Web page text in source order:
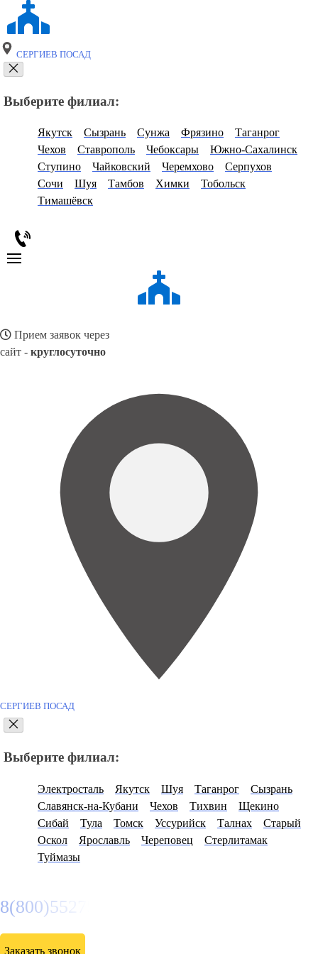
СЕРГИЕВ ПОСАД
Выберите филиал:
Якутск Сызрань Сунжа Фрязино
Таганрог
Чехов
Ставрополь Чебоксары
Южно-Сахалинск
Ступино
Чайковский Черемхово
Серпухов
Сочи
Шуя Тамбов Химки
Тобольск
Тимашёвск
Прием заявок через
сайт - круглосуточно
СЕРГИЕВ ПОСАД
Выберите филиал:
Электросталь Якутск Шуя Таганрог
Сызрань
Славянск-на-Кубани
Чехов Тихвин
Щекино
Сибай
Тула Томск Уссурийск Талнах
Старый
Оскол
Ярославль Череповец
Стерлитамак
Туймазы
8(800)5527584
Заказать звонок